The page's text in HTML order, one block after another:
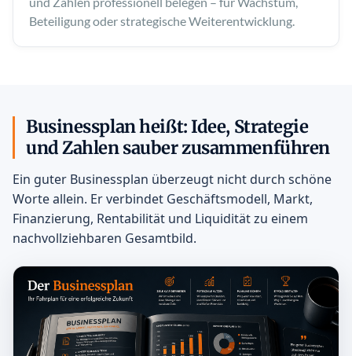
Beteiligung oder strategische Weiterentwicklung.
Businessplan heißt: Idee, Strategie
und Zahlen sauber zusammenführen
Ein guter Businessplan überzeugt nicht durch schöne
Worte allein. Er verbindet Geschäftsmodell, Markt,
Finanzierung, Rentabilität und Liquidität zu einem
nachvollziehbaren Gesamtbild.